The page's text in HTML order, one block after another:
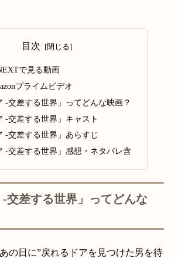
目次
で見る動画
プライムビデオ
‐交差する世界」ってどんな映画？
‐交差する世界」キャスト
‐交差する世界」あらすじ
‐交差する世界」感想・ネタバレ含
‐交差する世界」ってどんな
の日に”戻れるドアを見つけた男を待